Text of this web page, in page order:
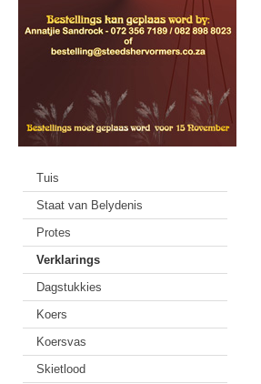
Tuis
Staat van Belydenis
Protes
Verklarings
Dagstukkies
Koers
Koersvas
Skietlood